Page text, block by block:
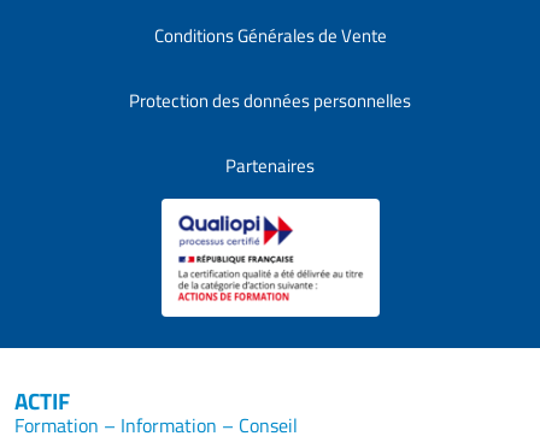
Conditions Générales de Vente
Protection des données personnelles
Partenaires
ACTIF
Formation – Information – Conseil